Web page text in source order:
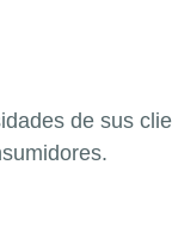
de sus